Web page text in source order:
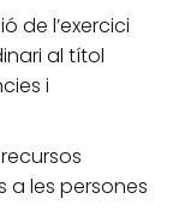
de l’exercici
al títol
i
a les persones